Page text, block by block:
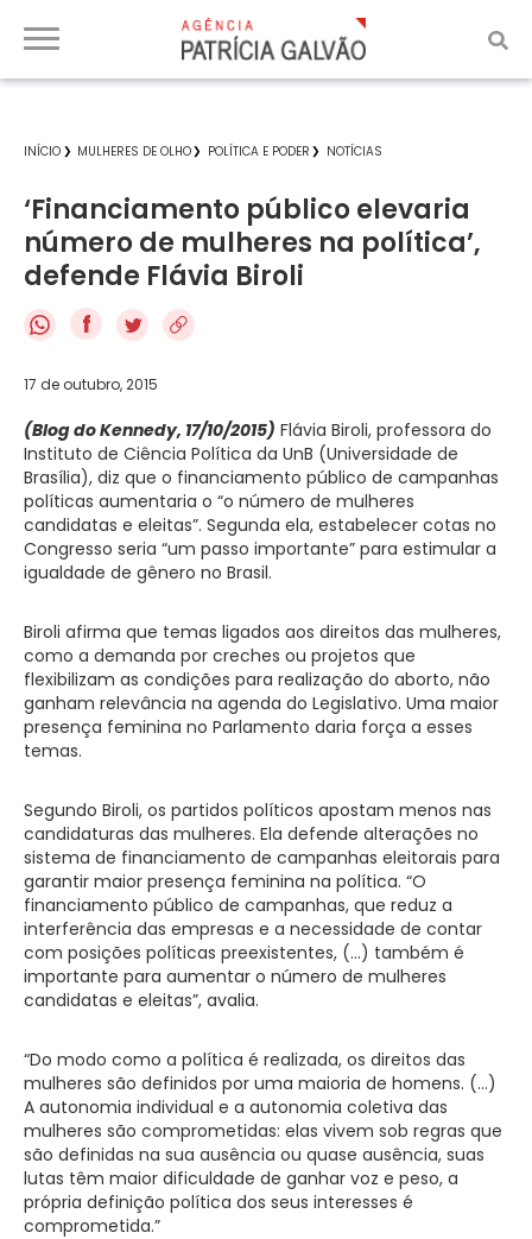
INÍCIO MULHERES DE OLHO POLÍTICA E PODER NOTÍCIAS
‘Financiamento público elevaria
número de mulheres na política’,
defende Flávia Biroli
f
17 de outubro, 2015
(Blog do Kennedy, 17/10/2015) Flávia Biroli, professora do
Instituto de Ciência Política da UnB (Universidade de
Brasília), diz que o financiamento público de campanhas
políticas aumentaria o “o número de mulheres
candidatas e eleitas”. Segunda ela, estabelecer cotas no
Congresso seria “um passo importante” para estimular a
igualdade de gênero no Brasil.
Biroli afirma que temas ligados aos direitos das mulheres,
como a demanda por creches ou projetos que
flexibilizam as condições para realização do aborto, não
ganham relevância na agenda do Legislativo. Uma maior
presença feminina no Parlamento daria força a esses
temas.
Segundo Biroli, os partidos políticos apostam menos nas
candidaturas das mulheres. Ela defende alterações no
sistema de financiamento de campanhas eleitorais para
garantir maior presença feminina na política. “O
financiamento público de campanhas, que reduz a
interferência das empresas e a necessidade de contar
com posições políticas preexistentes, (…) também é
importante para aumentar o número de mulheres
candidatas e eleitas”, avalia.
“Do modo como a política é realizada, os direitos das
mulheres são definidos por uma maioria de homens. (…)
A autonomia individual e a autonomia coletiva das
mulheres são comprometidas: elas vivem sob regras que
são definidas na sua ausência ou quase ausência, suas
lutas têm maior dificuldade de ganhar voz e peso, a
própria definição política dos seus interesses é
comprometida.”